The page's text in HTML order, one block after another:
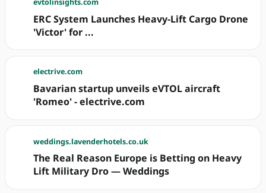
evtolinsights.com
ERC System Launches Heavy-Lift Cargo Drone
'Victor' for ...
electrive.com
Bavarian startup unveils eVTOL aircraft
'Romeo' - electrive.com
weddings.lavenderhotels.co.uk
The Real Reason Europe is Betting on Heavy
Lift Military Dro — Weddings